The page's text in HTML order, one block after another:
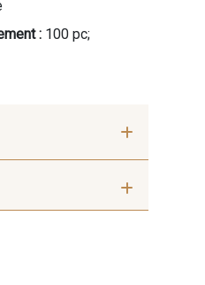
: 100 pc;